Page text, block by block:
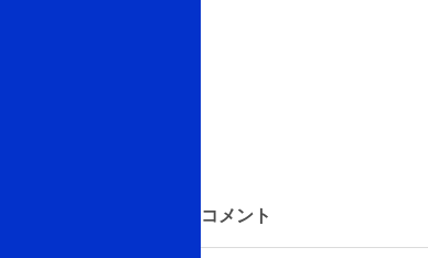
コメント